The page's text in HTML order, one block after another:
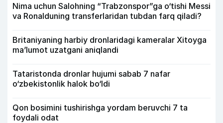
Nima uchun Salohning “Trabzonspor”ga o‘tishi Messi
va Ronalduning transferlaridan tubdan farq qiladi?
Britaniyaning harbiy dronlaridagi kameralar Xitoyga
ma’lumot uzatgani aniqlandi
Tataristonda dronlar hujumi sabab 7 nafar
o‘zbekistonlik halok bo‘ldi
Qon bosimini tushirishga yordam beruvchi 7 ta
foydali odat